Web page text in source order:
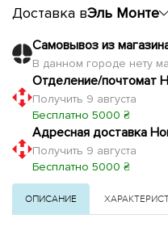
Доставка вЭль Монте
Самовывоз из
В данном городе нету
Отделение/почтомат
Получить 9 августа
Бесплатно 5000 ₴
Адресная доставка
Получить 9 августа
Бесплатно 5000 ₴
ОПИСАНИЕ